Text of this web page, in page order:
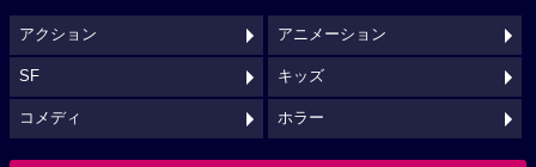
アクション アニメーション
SF キッズ
コメディ ホラー